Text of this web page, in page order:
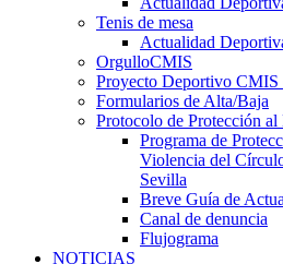
Tenis de mesa
Actualidad
OrgulloCMIS
Proyecto Deportivo CMIS
Formularios de Alta/Baja
Protocolo de Protección al
Programa de
Violencia del
Sevilla
Breve Guía de
Canal de denuncia
Flujograma
NOTICIAS